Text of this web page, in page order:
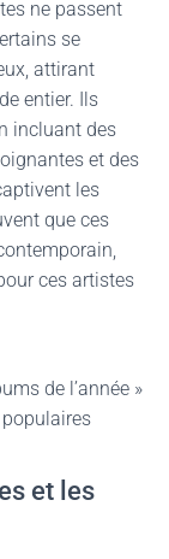
ne passent
se
attirant
entier. Ils
incluant des
et des
les
que ces
ces artistes
de l’année »
et les